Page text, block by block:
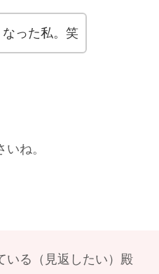
った私。笑
ね。
る（見返したい）殿